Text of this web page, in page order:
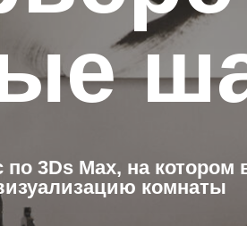
шаги
Max, на котором вы
комнаты
4
часов
:25
минут
:20
секунд